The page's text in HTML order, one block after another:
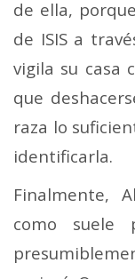
de ella,
de ISIS a
vigila su casa
que
raza lo
identificarla.
Finalmente,
como suele